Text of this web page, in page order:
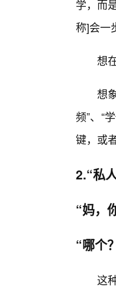
学，而
称]会一
想
想
频”、“
键，或
2.“私
“妈，
“哪个
这